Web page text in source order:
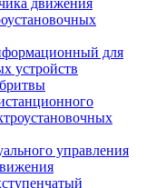
движения
для
устройств
управления